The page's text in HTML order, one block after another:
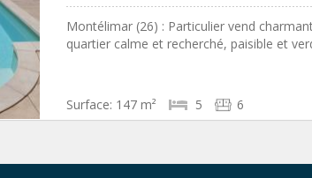
Montélimar (26) : Particulier vend
quartier calme et recherché, paisible et
Surface: 147 m² 5 6